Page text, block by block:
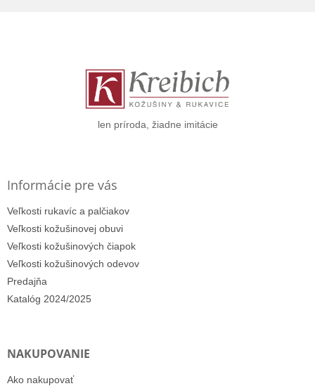
len príroda, žiadne imitácie
Informácie pre vás
Veľkosti rukavíc a palčiakov
Veľkosti kožušinovej obuvi
Veľkosti kožušinových čiapok
Veľkosti kožušinových odevov
Predajňa
Katalóg 2024/2025
NAKUPOVANIE
Ako nakupovať